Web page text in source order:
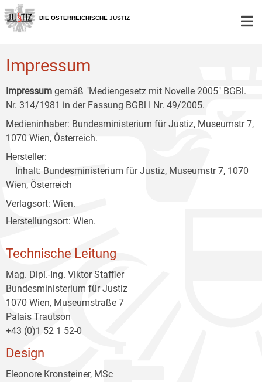
Zur
Hauptnavigation
[1]
Zum
Inhalt
[2]
Zum
Untermenü
[3]
DIE ÖSTERREICHISCHE JUSTIZ
Impressum
Impressum gemäß "Mediengesetz mit Novelle 2005" BGBl.
Nr. 314/1981 in der Fassung BGBl I Nr. 49/2005.
Medieninhaber: Bundesministerium für Justiz, Museumstr 7,
1070 Wien, Österreich.
Hersteller:
Inhalt: Bundesministerium für Justiz, Museumstr 7, 1070
Wien, Österreich
Verlagsort: Wien.
Herstellungsort: Wien.
Technische Leitung
Mag. Dipl.-Ing. Viktor Staffler
Bundesministerium für Justiz
1070 Wien, Museumstraße 7
Palais Trautson
+43 (0)1 52 1 52-0
Design
Eleonore Kronsteiner, MSc